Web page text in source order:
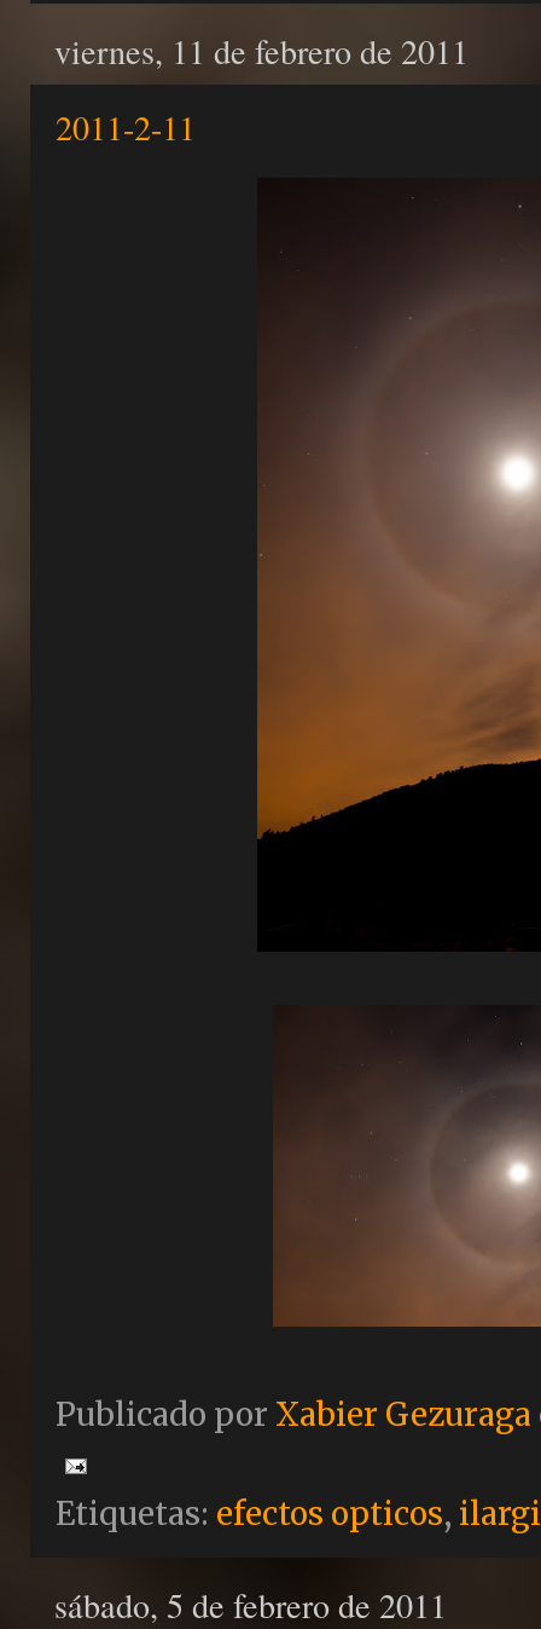
viernes, 11 de febrero de 2011
2011-2-11
Publicado por Xabier Gezuraga
Etiquetas: efectos opticos,
sábado, 5 de febrero de 2011